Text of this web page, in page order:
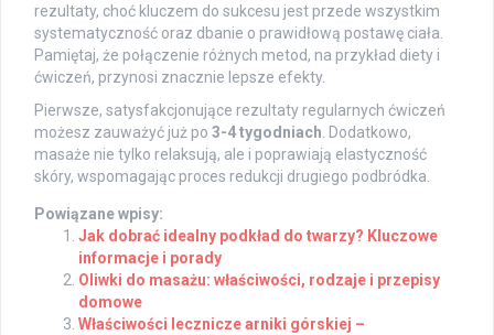
rezultaty, choć kluczem do sukcesu jest przede wszystkim
systematyczność oraz dbanie o prawidłową postawę ciała.
Pamiętaj, że połączenie różnych metod, na przykład diety i
ćwiczeń, przynosi znacznie lepsze efekty.
Pierwsze, satysfakcjonujące rezultaty regularnych ćwiczeń
możesz zauważyć już po 3-4 tygodniach. Dodatkowo,
masaże nie tylko relaksują, ale i poprawiają elastyczność
skóry, wspomagając proces redukcji drugiego podbródka.
Powiązane wpisy:
Jak dobrać idealny podkład do twarzy? Kluczowe
informacje i porady
Oliwki do masażu: właściwości, rodzaje i przepisy
domowe
Właściwości lecznicze arniki górskiej –